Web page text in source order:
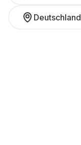
Deutschland